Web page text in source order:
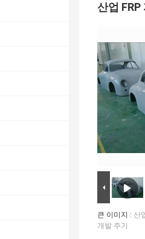
산업 FRP
큰 이미지 : 산
개발 주기